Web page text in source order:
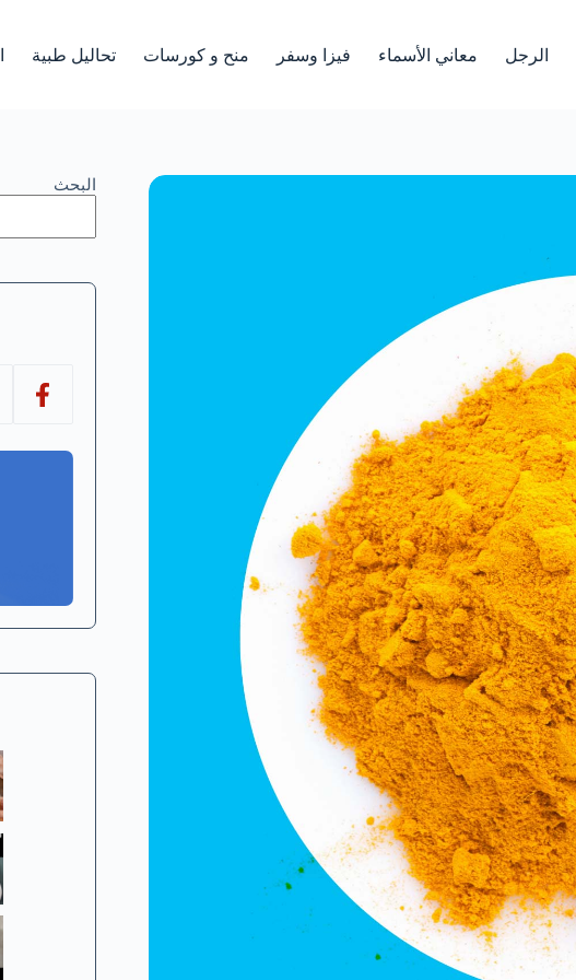
الرجل معاني الأسماء فيزا وسفر منح و كورسات تحاليل طبية
البحث